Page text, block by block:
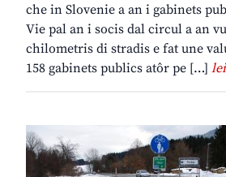
che in Slovenie a an i gabinets
Vie pal an i socis dal circul a an
chilometris di stradis e fat une
158 gabinets publics atôr pe […]